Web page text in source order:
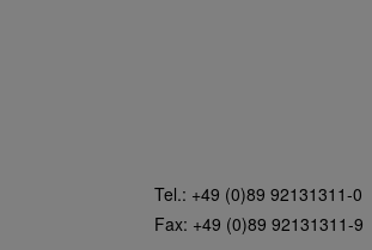
Tel.: +49 (0)89 92131311-0
Fax: +49 (0)89 92131311-9